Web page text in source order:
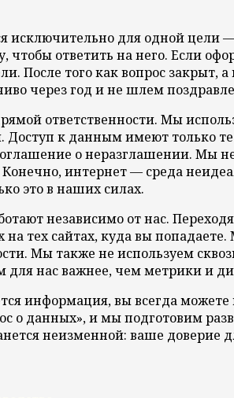
исключительно для одной цели
ответить на него. Если
После того как вопрос
через год и не шлем
ответственности. Мы
к данным имеют только
о неразглашении. Мы
интернет — среда
это в наших силах.
независимо от нас.
тех сайтах, куда вы
Мы также не используем
нас важнее, чем метрики и
информация, вы всегда
о данных», и мы подготовим
неизменной: ваше доверие